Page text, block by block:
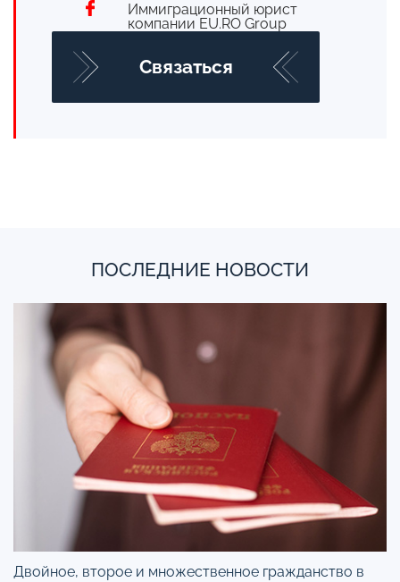
Иммиграционный юрист
компании EU.RO Group
Cвязаться
ПОСЛЕДНИЕ НОВОСТИ
Двойное, второе и множественное гражданство в